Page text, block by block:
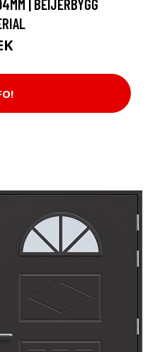
| BEIJERBYGG